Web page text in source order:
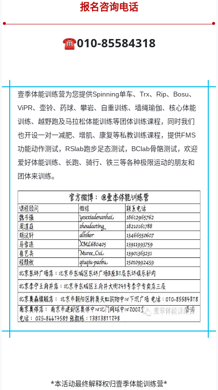
报名咨询电话
☎️010-85584318
壹季体能训练营为您提供Spinning单车、Trx、Rip、Bosu、
ViPR、壶铃、药球、攀岩、自重训练、墙绳瑜伽、核心体能
训练、越野跑及马拉松体能训练等团体训练课程，同时我们
也开设一对一减肥、增肌、康复等私教训练课程，提供FMS
功能动作测试，RSlab跑步足态测试，BClab骨骼测试，欢迎
爱好体能训练、长跑、骑行、铁三等各种极限运动的朋友和
团体来训练。
*本活动最终解释权归壹季体能训练营*